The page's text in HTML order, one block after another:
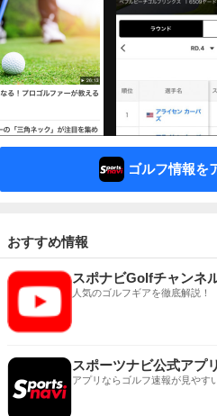
ゴルフ情報を
おすすめ情報
スポナビGolfチャンネ
人気のゴルフギアを徹底解説！
スポーツナビ公式アプリ
アプリならゴルフ速報が見やす